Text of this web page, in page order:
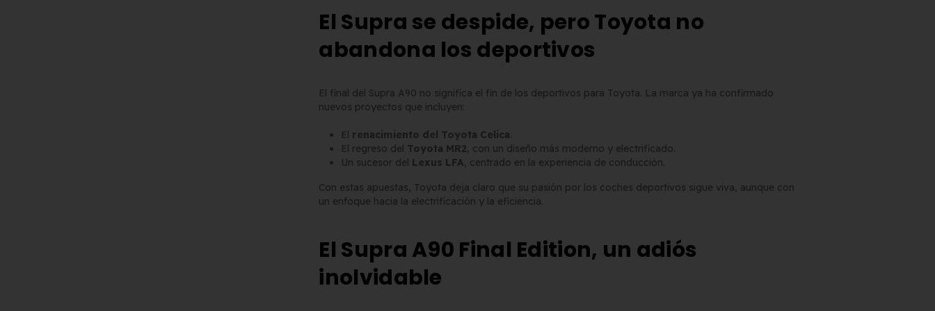
El Supra se despide, pero Toyota no
abandona los deportivos
El final del Supra A90 no significa el fin de los deportivos para Toyota. La marca ya ha confirmado
nuevos proyectos que incluyen:
El renacimiento del Toyota Celica.
El regreso del Toyota MR2, con un diseño más moderno y electrificado.
Un sucesor del Lexus LFA, centrado en la experiencia de conducción.
Con estas apuestas, Toyota deja claro que su pasión por los coches deportivos sigue viva, aunque con
un enfoque hacia la electrificación y la eficiencia.
El Supra A90 Final Edition, un adiós
inolvidable